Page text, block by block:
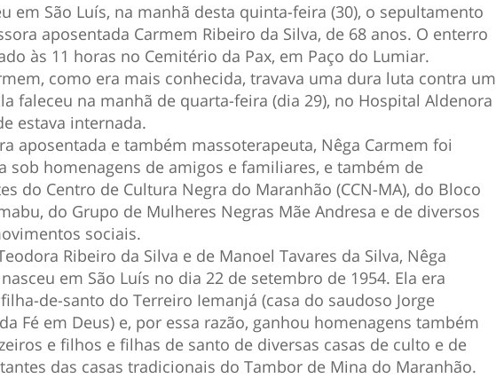
em São Luís, na manhã desta quinta-feira (30), o sepultamento
aposentada Carmem Ribeiro da Silva, de 68 anos. O enterro
às 11 horas no Cemitério da Pax, em Paço do Lumiar.
como era mais conhecida, travava uma dura luta contra um
faleceu na manhã de quarta-feira (dia 29), no Hospital Aldenora
estava internada.
aposentada e também massoterapeuta, Nêga Carmem foi
sob homenagens de amigos e familiares, e também de
do Centro de Cultura Negra do Maranhão (CCN-MA), do Bloco
do Grupo de Mulheres Negras Mãe Andresa e de diversos
sociais.
Ribeiro da Silva e de Manoel Tavares da Silva, Nêga
em São Luís no dia 22 de setembro de 1954. Ela era
de-santo do Terreiro Iemanjá (casa do saudoso Jorge
Fé em Deus) e, por essa razão, ganhou homenagens também
e filhos e filhas de santo de diversas casas de culto e de
das casas tradicionais do Tambor de Mina do Maranhão.